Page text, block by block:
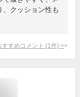
、クッション性も
すすめコメント (1 件) >